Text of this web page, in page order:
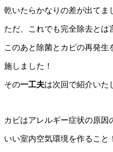
乾いたらかなりの差が出てま
ただ、これでも完全除去とは
このあと除菌とカビの再発生
施しました！
その一工夫は次回で紹介いた
カビはアレルギー症状の原因
いい室内空気環境を作ること